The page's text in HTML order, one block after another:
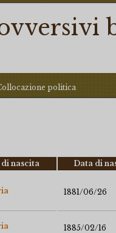
politica
nascita Data di
1881/06/26
1885/02/16